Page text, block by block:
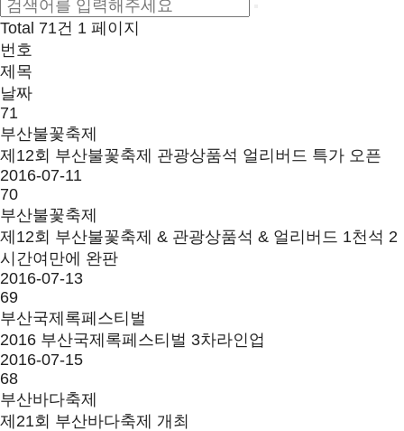
Total 71건 1 페이지
번호
제목
날짜
71
부산불꽃축제
제12회 부산불꽃축제 관광상품석 얼리버드 특가 오픈
2016-07-11
70
부산불꽃축제
제12회 부산불꽃축제 & 관광상품석 & 얼리버드 1천석 2
시간여만에 완판
2016-07-13
69
부산국제록페스티벌
2016 부산국제록페스티벌 3차라인업
2016-07-15
68
부산바다축제
제21회 부산바다축제 개최